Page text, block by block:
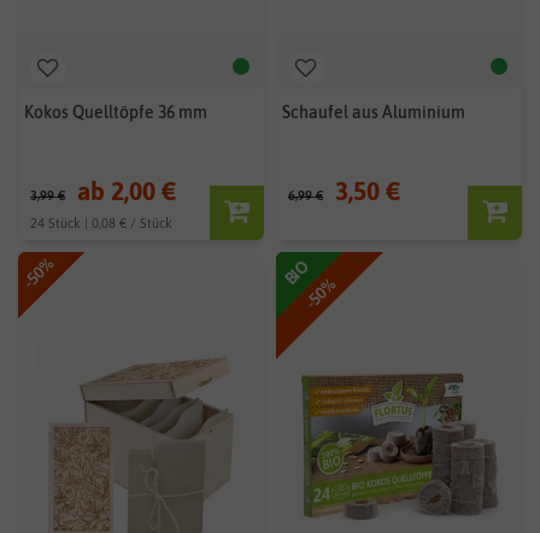
Kokos Quelltöpfe 36 mm
3,99 € ab 2,00 €
24 Stück | 0,08 € / Stück
Schaufel aus Aluminium
6,99 € 3,50 €
-50%
-50%
BIO